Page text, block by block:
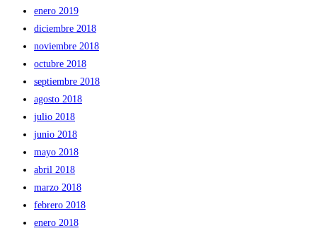
enero 2019
diciembre 2018
noviembre 2018
octubre 2018
septiembre 2018
agosto 2018
julio 2018
junio 2018
mayo 2018
abril 2018
marzo 2018
febrero 2018
enero 2018